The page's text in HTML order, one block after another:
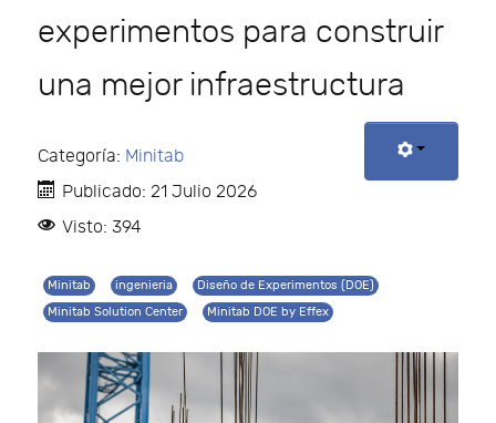
experimentos para construir
una mejor infraestructura
Categoría: Minitab
Publicado: 21 Julio 2026
Visto: 394
Minitab ingenieria
Diseño de Experimentos (DOE)
Minitab Solution Center
Minitab DOE by Effex